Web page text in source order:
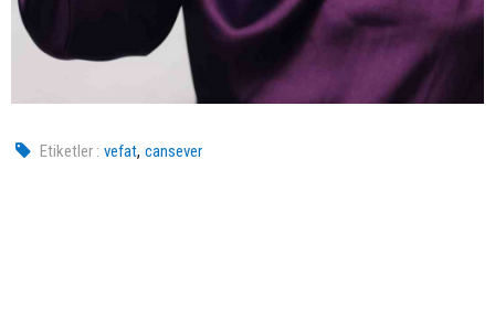
Etiketler : vefat,cansever